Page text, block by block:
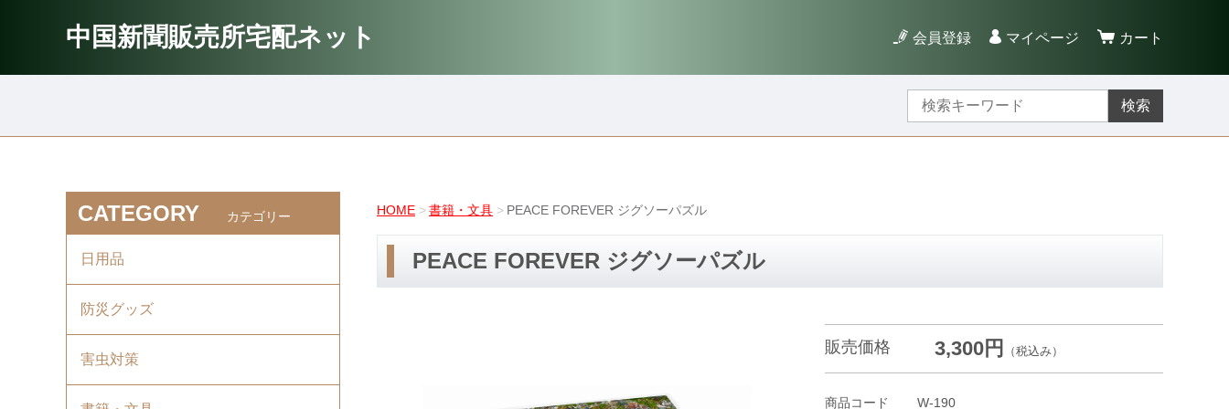
中国新聞販売所宅配ネット 会員登録 マイページ カート
検索
HOME 書籍・文具 PEACE FOREVER ジグソーパズル
PEACE FOREVER ジグソーパズル
販売価格 3,300円 （税込み）
商品コード W-190
CATEGORY カテゴリー
日用品
防災グッズ
害虫対策